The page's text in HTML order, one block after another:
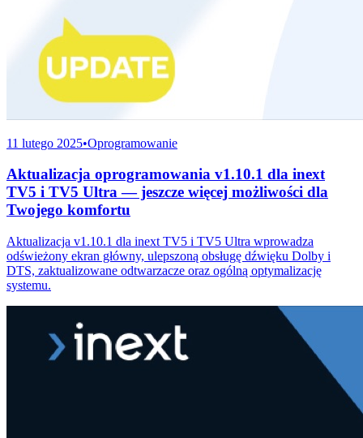
11 lutego 2025•Oprogramowanie
Aktualizacja oprogramowania v1.10.1 dla inext
TV5 i TV5 Ultra — jeszcze więcej możliwości dla
Twojego komfortu
Aktualizacja v1.10.1 dla inext TV5 i TV5 Ultra wprowadza
odświeżony ekran główny, ulepszoną obsługę dźwięku Dolby i
DTS, zaktualizowane odtwarzacze oraz ogólną optymalizację
systemu.